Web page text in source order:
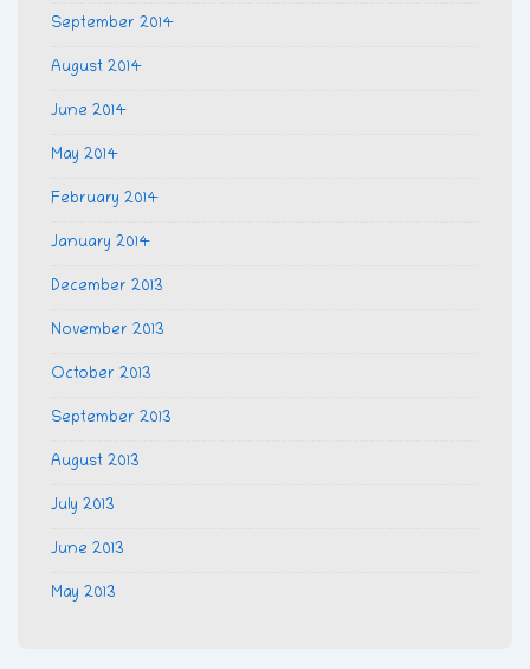
September 2014
August 2014
June 2014
May 2014
February 2014
January 2014
December 2013
November 2013
October 2013
September 2013
August 2013
July 2013
June 2013
May 2013